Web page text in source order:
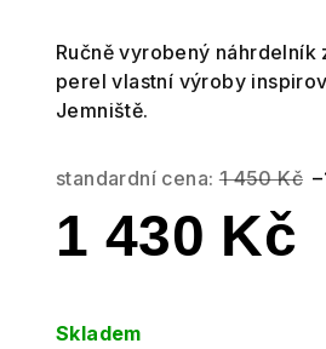
Ručně vyrobený
perel vlastní výroby
Jemniště.
standardní cena: 1 450 Kč
1 430 Kč
cena:
Skladem